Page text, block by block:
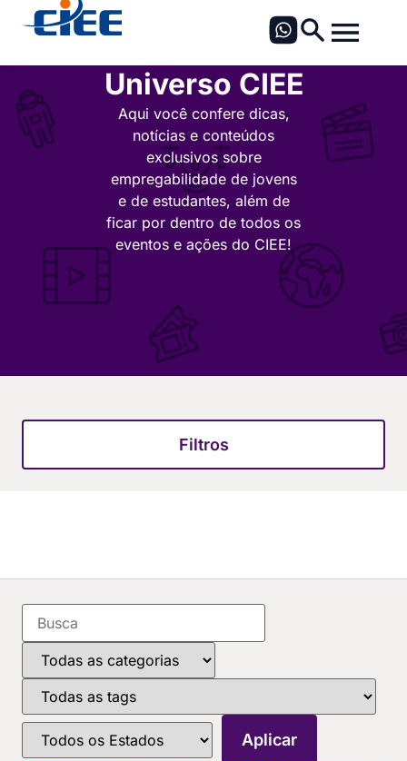
Universo CIEE
Aqui você confere dicas,
notícias e conteúdos
exclusivos sobre
empregabilidade de jovens
e de estudantes, além de
ficar por dentro de todos os
eventos e ações do CIEE!
Filtros